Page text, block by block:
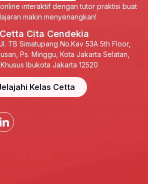
interaktif dengan tutor praktisi buat
makin menyenangkan!
Cita Cendekia
TB Simatupang No.Kav 53A 5th Floor,
Ps. Minggu, Kota Jakarta Selatan,
Ibukota Jakarta 12520
Kelas Cetta